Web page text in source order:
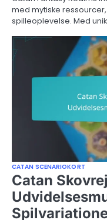
med mytiske
spilleoplevelse. Med
CATAN SCENARIOKORT
Catan